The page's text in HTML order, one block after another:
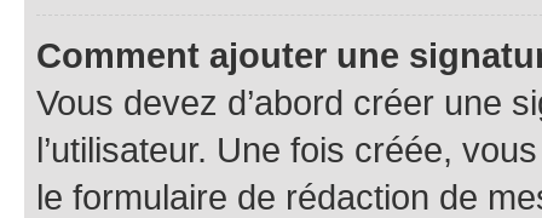
Comment ajouter une
Vous devez d’abord créer une
l’utilisateur. Une fois créée,
le formulaire de rédaction de